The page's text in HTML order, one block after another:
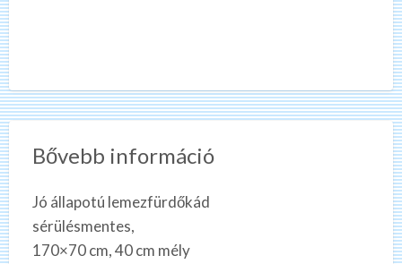
Bővebb információ
Jó állapotú lemezfürdőkád
sérülésmentes,
170×70 cm, 40 cm mély